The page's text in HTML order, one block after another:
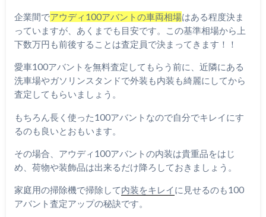
企業間でアウディ100アバントの車両相場はある程度決ま
っていますが、あくまでも目安です。この基準相場から上
下数万円も前後することは査定員で決まってきます！！
愛車100アバントを無料査定してもらう前に、近隣にある
洗車場やガソリンスタンドで外装も内装も綺麗にしてから
査定してもらいましょう。
もちろん長く使った100アバントなので自分でキレイにす
るのも良いとおもいます。
その場合、アウディ100アバントの内装は貴重品をはじ
め、荷物や装飾品は出来るだけ降ろしておきましょう。
家庭用の掃除機で掃除して内装をキレイに見せるのも100
アバント査定アップの秘訣です。